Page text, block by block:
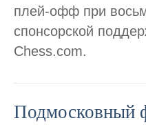
плей-офф при
спонсорской
Chess.com.
Подмосковный